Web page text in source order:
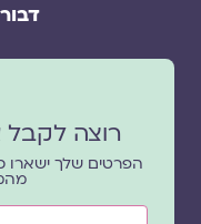
רוצה לקבל
הפרטים שלך ישארו
שם